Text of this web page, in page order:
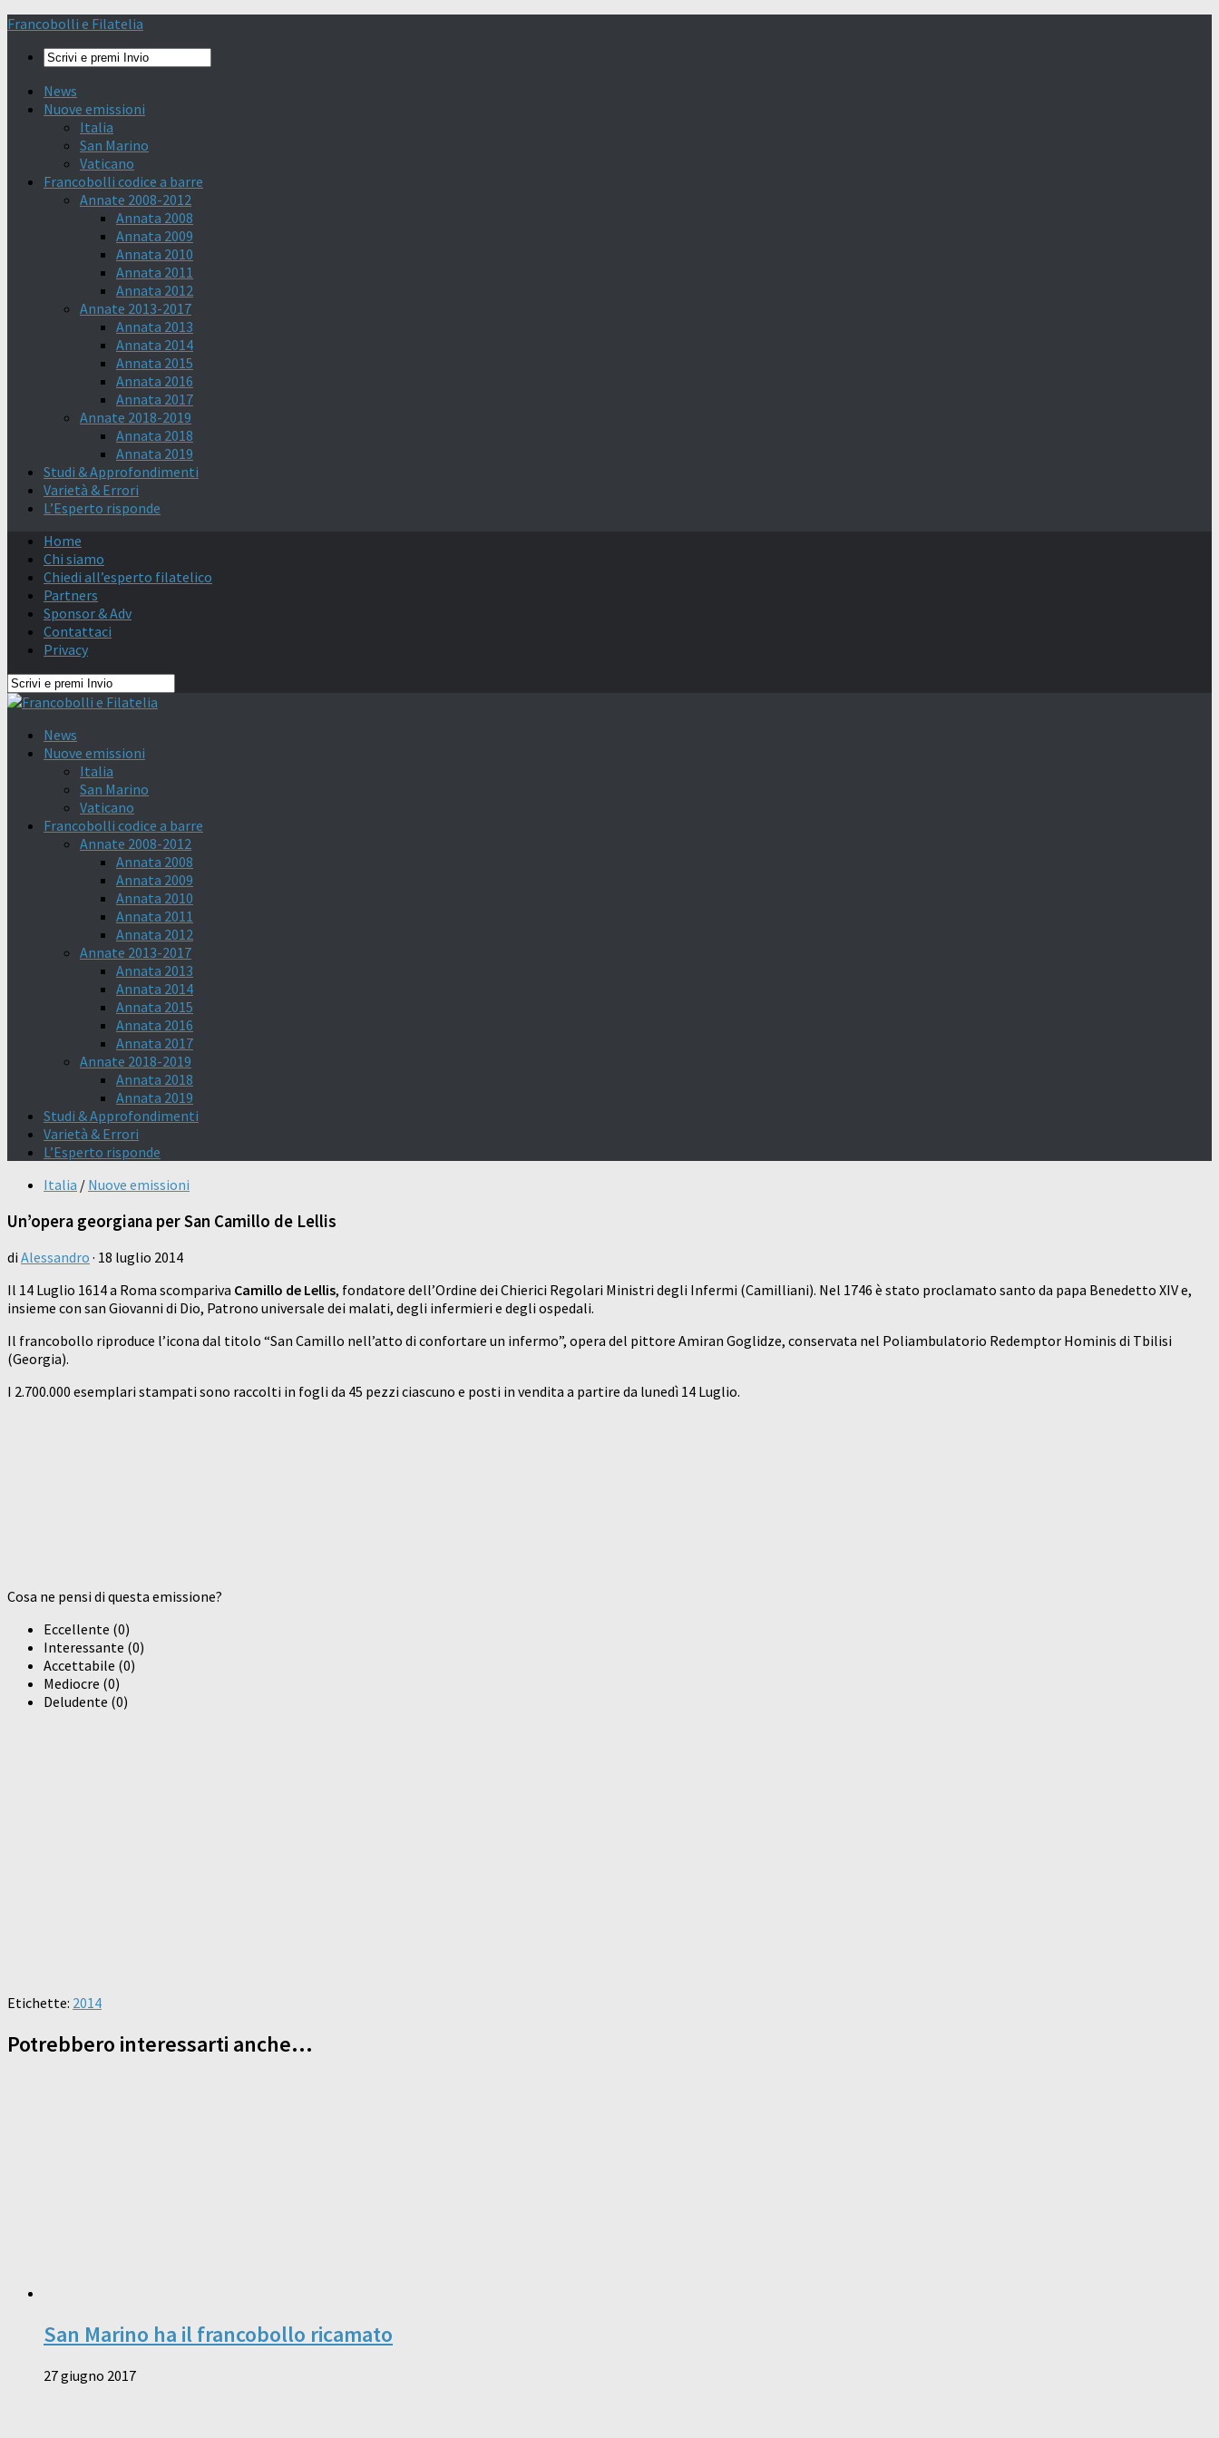
Francobolli e Filatelia
News
Nuove emissioni
Italia
San Marino
Vaticano
Francobolli codice a barre
Annate 2008-2012
Annata 2008
Annata 2009
Annata 2010
Annata 2011
Annata 2012
Annate 2013-2017
Annata 2013
Annata 2014
Annata 2015
Annata 2016
Annata 2017
Annate 2018-2019
Annata 2018
Annata 2019
Studi & Approfondimenti
Varietà & Errori
L’Esperto risponde
Home
Chi siamo
Chiedi all’esperto filatelico
Partners
Sponsor & Adv
Contattaci
Privacy
News
Nuove emissioni
Italia
San Marino
Vaticano
Francobolli codice a barre
Annate 2008-2012
Annata 2008
Annata 2009
Annata 2010
Annata 2011
Annata 2012
Annate 2013-2017
Annata 2013
Annata 2014
Annata 2015
Annata 2016
Annata 2017
Annate 2018-2019
Annata 2018
Annata 2019
Studi & Approfondimenti
Varietà & Errori
L’Esperto risponde
Italia / Nuove emissioni
Un’opera georgiana per San Camillo de Lellis
di Alessandro · 18 luglio 2014
Il 14 Luglio 1614 a Roma scompariva Camillo de Lellis, fondatore dell’Ordine dei Chierici Regolari Ministri degli Infermi (Camilliani). Nel 1746 è stato proclamato santo da papa Benedetto XIV e,
insieme con san Giovanni di Dio, Patrono universale dei malati, degli infermieri e degli ospedali.
Il francobollo riproduce l’icona dal titolo “San Camillo nell’atto di confortare un infermo”, opera del pittore Amiran Goglidze, conservata nel Poliambulatorio Redemptor Hominis di Tbilisi
(Georgia).
I 2.700.000 esemplari stampati sono raccolti in fogli da 45 pezzi ciascuno e posti in vendita a partire da lunedì 14 Luglio.
Cosa ne pensi di questa emissione?
Eccellente (0)
Interessante (0)
Accettabile (0)
Mediocre (0)
Deludente (0)
Etichette: 2014
Potrebbero interessarti anche...
San Marino ha il francobollo ricamato
27 giugno 2017